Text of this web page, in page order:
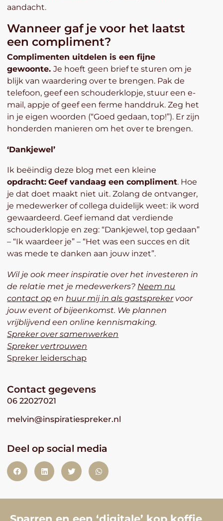
aandacht.
Wanneer gaf je voor het laatst
een compliment?
Complimenten uitdelen is een fijne
gewoonte.Je hoeft geen brief te sturen om je
blijk van waardering over te brengen. Pak de
telefoon, geef een schouderklopje, stuur een e-
mail, appje of geef een ferme handdruk. Zeg het
in je eigen woorden (“Goed gedaan, top!”). Er zijn
honderden manieren om het over te brengen.
‘Dankjewel’
Ik beëindig deze blog met een kleine
opdracht: Geef vandaag een compliment. Hoe
je dat doet maakt niet uit. Zolang de ontvanger,
je medewerker of collega duidelijk weet: ik word
gewaardeerd. Geef iemand dat verdiende
schouderklopje en zeg: “Dankjewel, top gedaan”
– “Ik waardeer je” – “Het was een succes en dit
was mede te danken aan jouw inzet”.
Wil je ook meer inspiratie over het investeren in
de relatie met je medewerkers? Neem nu
contact op enhuur mij in als gastsprekervoor
jouw event of bijeenkomst. We plannen
vrijblijvend een online kennismaking.
Spreker over samenwerken
Spreker vertrouwen
Spreker leiderschap
Contact gegevens
06 22027021
melvin@inspiratiespreker.nl
Deel op social media